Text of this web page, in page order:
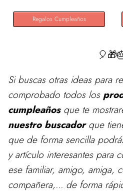
Regalos Cumpleaños
Si buscas otras ideas para
comprobado todos los
cumpleañosque te
nuestro buscadorque
que de forma sencilla
y artículo interesantes para
ese familiar, amigo, amiga,
compañera,... de forma